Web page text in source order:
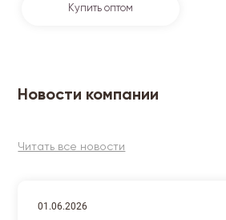
Купить оптом
Новости компании
Читать все новости
01.06.2026